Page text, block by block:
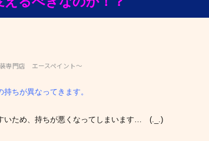
専門店 エースペイント～
ちが異なってきます。
いため、持ちが悪くなってしまいます… (._.)